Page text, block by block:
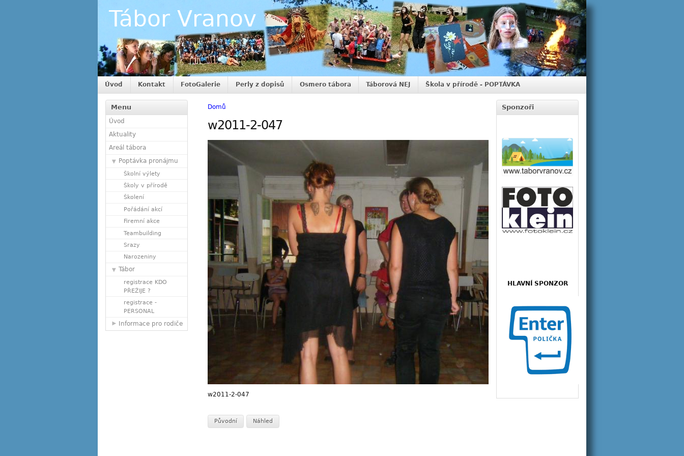
Tábor Vranov
Úvod Kontakt FotoGalerie Perly z dopisů Osmero tábora Táborová NEJ Škola v přírodě - POPTÁVKA
Menu
Úvod
Aktuality
Areál tábora
Poptávka pronájmu
Školní výlety
Školy v přírodě
Školení
Pořádání akcí
Firemní akce
Teambuilding
Srazy
Narozeniny
Tábor
registrace KDO
PŘEŽIJE ?
registrace -
PERSONAL
Informace pro rodiče
Domů
w2011-2-047
w2011-2-047
Původní Náhled
Sponzoři
HLAVNÍ SPONZOR